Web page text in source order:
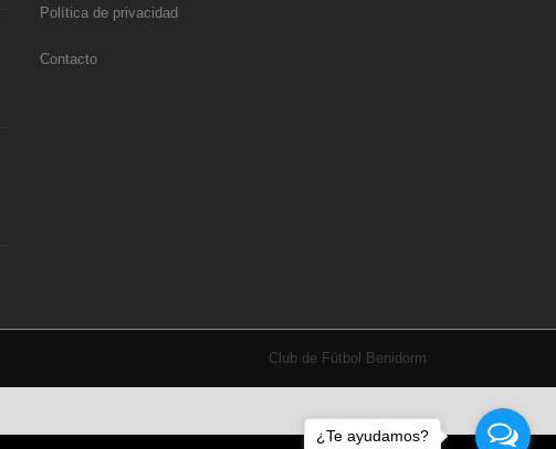
Política de privacidad
Contacto
Club de Fútbol Benidorm
¿Te ayudamos?